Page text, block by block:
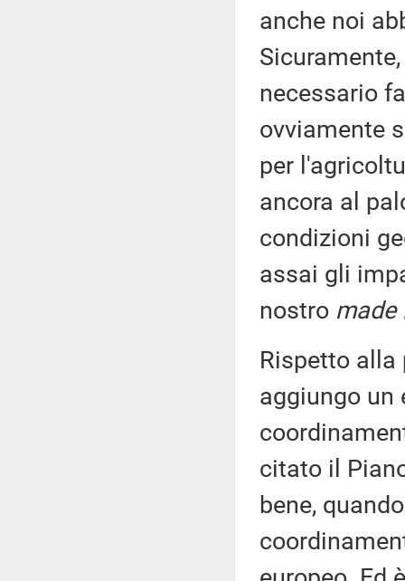
anche noi
necessario
ovviamente
per
ancora al
condizioni
assai gli
nostro made
Rispetto alla
aggiungo un
citato il
bene,